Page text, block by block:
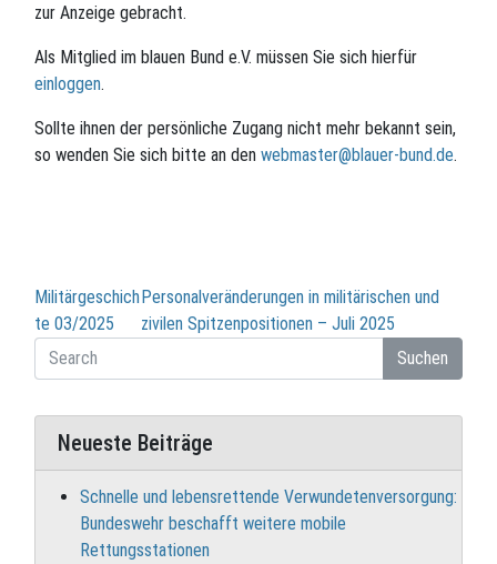
zur Anzeige gebracht.
Als Mitglied im blauen Bund e.V. müssen Sie sich hierfür
einloggen.
Sollte ihnen der persönliche Zugang nicht mehr bekannt sein,
so wenden Sie sich bitte an den webmaster@blauer-bund.de.
Beitragsnavigation
Militärgeschich
te 03/2025
Personalveränderungen in militärischen und
zivilen Spitzenpositionen – Juli 2025
Suchen
Neueste Beiträge
Schnelle und lebensrettende Verwundetenversorgung:
Bundeswehr beschafft weitere mobile
Rettungsstationen